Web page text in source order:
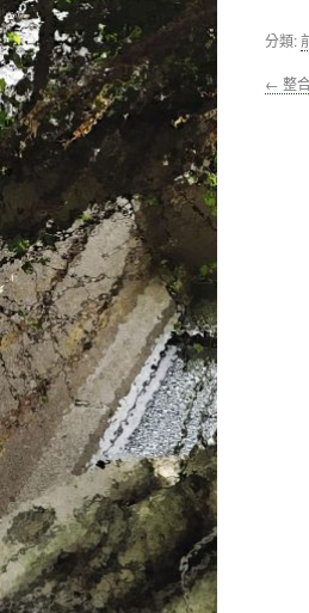
分類:
← 整